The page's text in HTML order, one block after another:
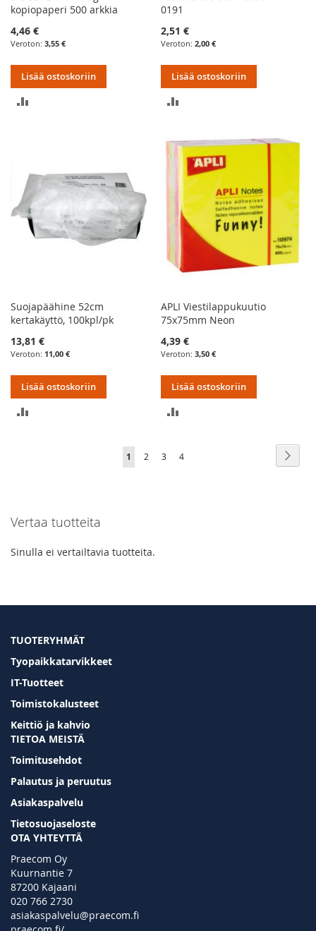
kopiopaperi 500 arkkia
4,46 €
3,55 €
Lisää ostoskoriin
0191
2,51 €
2,00 €
Lisää ostoskoriin
Suojapäähine 52cm
kertakäyttö, 100kpl/pk
13,81 €
11,00 €
Lisää ostoskoriin
APLI Viestilappukuutio
75x75mm Neon
4,39 €
3,50 €
Lisää ostoskoriin
Sivu
You're
1 Sivu
2 Sivu
3 Sivu
4
Vertaa tuotteita
Sinulla ei vertailtavia tuotteita.
TUOTERYHMÄT
Tyopaikkatarvikkeet
IT-Tuotteet
Toimistokalusteet
Keittiö ja kahvio
TIETOA MEISTÄ
Toimitusehdot
Palautus ja peruutus
Asiakaspalvelu
Tietosuojaseloste
OTA YHTEYTTÄ
Praecom Oy
Kuurnantie 7
87200 Kajaani
020 766 2730
asiakaspalvelu@praecom.fi